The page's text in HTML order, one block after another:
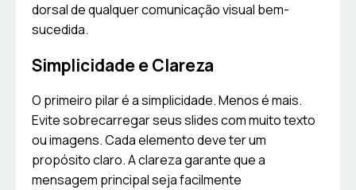
dorsal de qualquer comunicação visual bem-
sucedida.
Simplicidade e Clareza
O primeiro pilar é a simplicidade. Menos é mais.
Evite sobrecarregar seus slides com muito texto
ou imagens. Cada elemento deve ter um
propósito claro. A clareza garante que a
mensagem principal seja facilmente